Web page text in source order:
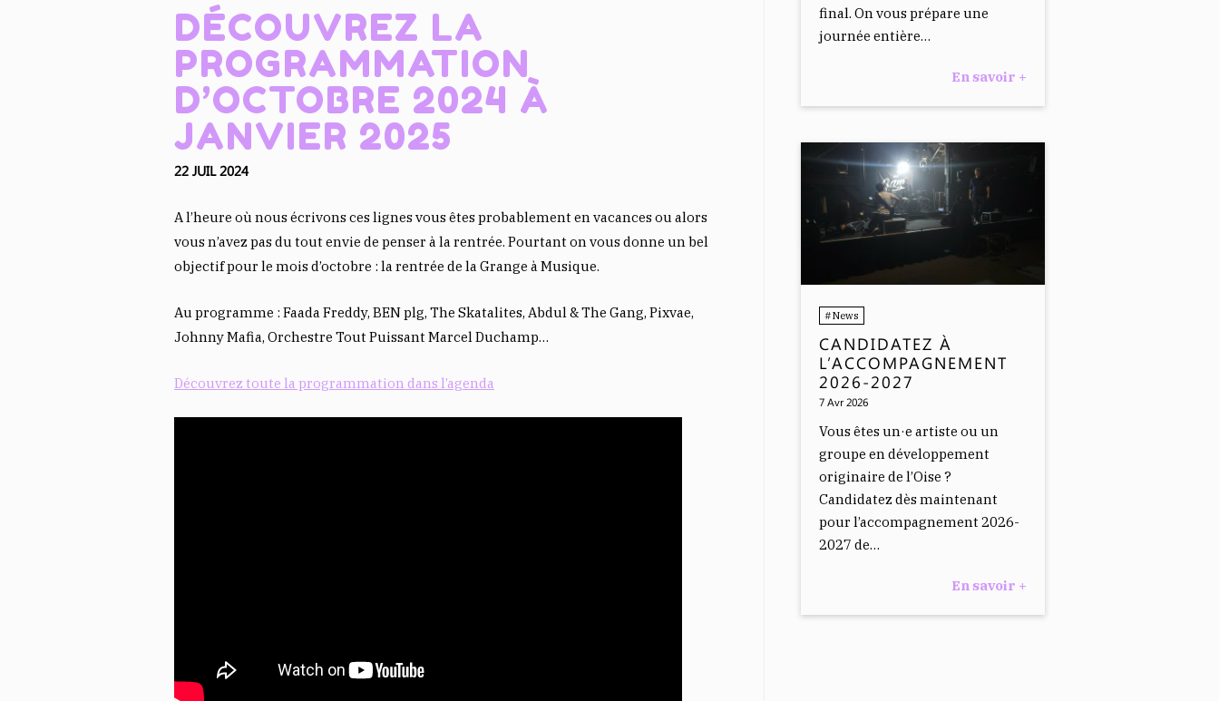
DÉCOUVREZ LA
PROGRAMMATION
D’OCTOBRE 2024 À
JANVIER 2025
22 JUIL 2024
A l’heure où nous écrivons ces lignes vous êtes probablement en vacances ou alors
vous n’avez pas du tout envie de penser à la rentrée. Pourtant on vous donne un bel
objectif pour le mois d’octobre : la rentrée de la Grange à Musique.
Au programme : Faada Freddy, BEN plg, The Skatalites, Abdul & The Gang, Pixvae,
Johnny Mafia, Orchestre Tout Puissant Marcel Duchamp…
Découvrez toute la programmation dans l’agenda
final. On vous prépare une
journée entière…
En savoir +
#News
CANDIDATEZ À
L’ACCOMPAGNEMENT
2026-2027
7 Avr 2026
Vous êtes un·e artiste ou un
groupe en développement
originaire de l’Oise ?
Candidatez dès maintenant
pour l’accompagnement 2026-
2027 de…
En savoir +